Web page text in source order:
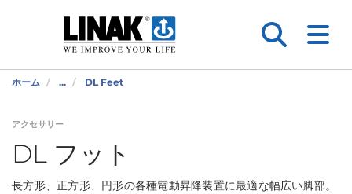
ホーム ... DL Feet
アクセサリー
DL フット
長方形、正方形、円形の各種電動昇降装置に最適な幅広い脚部。